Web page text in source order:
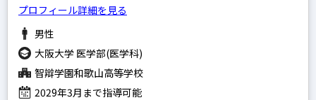
プロフィール詳細を見る
男性
大阪大学 医学部(医学科)
智辯学園和歌山高等学校
2029年3月まで指導可能